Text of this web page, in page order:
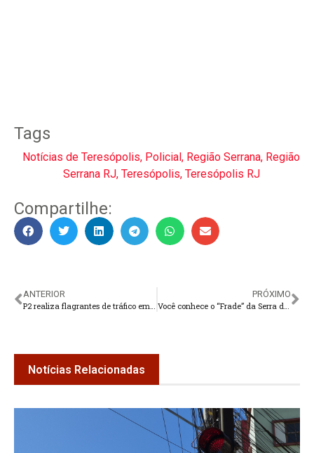
Tags
Notícias de Teresópolis, Policial, Região Serrana, Região
Serrana RJ, Teresópolis, Teresópolis RJ
Compartilhe:
ANTERIOR
P2 realiza flagrantes de tráfico em Paineiras e Beira-Linha
PRÓXIMO
Você conhece o “Frade” da Serra dos Órgãos?
Notícias Relacionadas